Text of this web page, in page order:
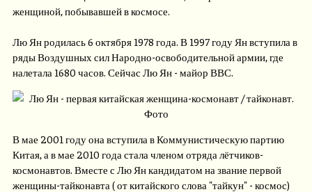
женщиной, побывавшей в космосе.
Лю Ян родилась 6 октября 1978 года. В 1997 году Ян вступила в
ряды Воздушных сил Народно-освободительной армии, где
налетала 1680 часов. Сейчас Лю Ян - майор ВВС.
В мае 2001 году она вступила в Коммунистическую партию
Китая, а в мае 2010 года стала членом отряда лётчиков-
космонавтов. Вместе с Лю Ян кандидатом на звание первой
женщины-тайконавта ( от китайского слова "тайкун" - космос)